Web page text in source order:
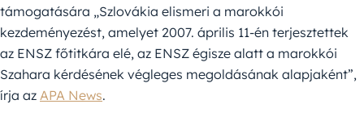
támogatására „Szlovákia elismeri a marokkói
kezdeményezést, amelyet 2007. április 11-én terjesztettek
az ENSZ főtitkára elé, az ENSZ égisze alatt a marokkói
Szahara kérdésének végleges megoldásának alapjaként”,
írja az APA News.